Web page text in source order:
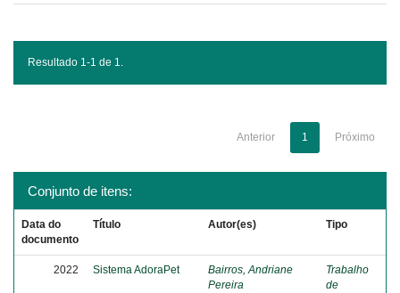
Resultado 1-1 de 1.
Anterior 1 Próximo
Conjunto de itens:
Data do
documento
Título Autor(es) Tipo
2022 Sistema AdoraPet
Bairros, Andriane
Pereira
Trabalho
de